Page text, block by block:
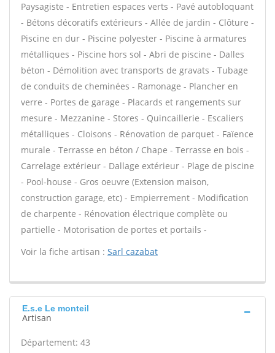
Paysagiste - Entretien espaces verts - Pavé autobloquant
- Bétons décoratifs extérieurs - Allée de jardin - Clôture -
Piscine en dur - Piscine polyester - Piscine à armatures
métalliques - Piscine hors sol - Abri de piscine - Dalles
béton - Démolition avec transports de gravats - Tubage
de conduits de cheminées - Ramonage - Plancher en
verre - Portes de garage - Placards et rangements sur
mesure - Mezzanine - Stores - Quincaillerie - Escaliers
métalliques - Cloisons - Rénovation de parquet - Faïence
murale - Terrasse en béton / Chape - Terrasse en bois -
Carrelage extérieur - Dallage extérieur - Plage de piscine
- Pool-house - Gros oeuvre (Extension maison,
construction garage, etc) - Empierrement - Modification
de charpente - Rénovation électrique complète ou
partielle - Motorisation de portes et portails -
Voir la fiche artisan : Sarl cazabat
E.s.e Le monteil
Artisan
Département: 43